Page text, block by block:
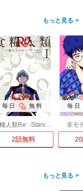
>
毎日 無料
食糧人類Re: -Starving Re:velation-
2話無料
毎日
非モ
>